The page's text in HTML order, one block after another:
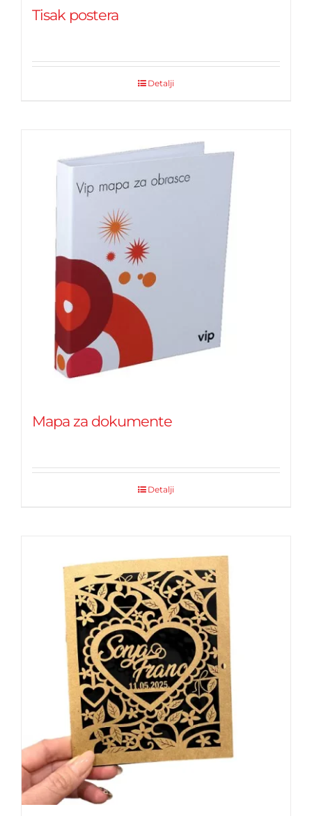
Tisak postera
Detalji
Mapa za dokumente
Detalji